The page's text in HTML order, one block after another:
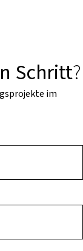
Schritt?
im